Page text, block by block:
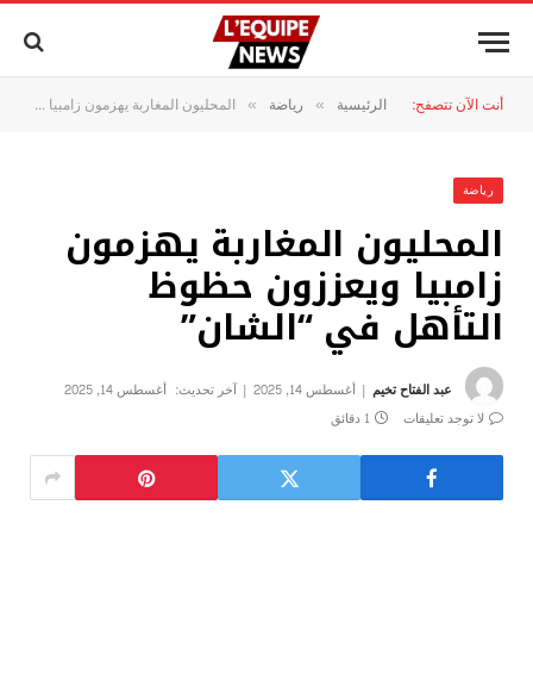
أنت الآن تتصفح: الرئيسية » رياضة » المحليون المغاربة يهزمون زامبيا ويعززون حظوظ التأهل في “الشان”
رياضة
المحليون المغاربة يهزمون
زامبيا ويعززون حظوظ
التأهل في “الشان”
عبد الفتاح تخيم أغسطس 14, 2025 آخر تحديث: أغسطس 14, 2025
لا توجد تعليقات
1 دقائق